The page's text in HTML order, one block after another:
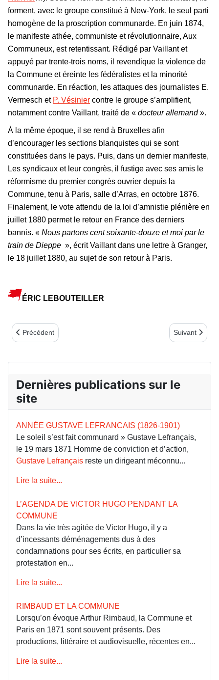
forment, avec le groupe constitué à New-York, le seul parti
homogène de la proscription communarde. En juin 1874,
le manifeste athée, communiste et révolutionnaire, Aux
Communeux, est retentissant. Rédigé par Vaillant et
appuyé par trente-trois noms, il revendique la violence de
la Commune et éreinte les fédéralistes et la minorité
communarde. En réaction, les attaques des journalistes E.
Vermesch et P. Vésinier contre le groupe s’amplifient,
notamment contre Vaillant, traité de « docteur allemand».
À la même époque, il se rend à Bruxelles afin
d’encourager les sections blanquistes qui se sont
constituées dans le pays. Puis, dans un dernier manifeste,
Les syndicaux et leur congrès, il fustige avec ses amis le
réformisme du premier congrès ouvrier depuis la
Commune, tenu à Paris, salle d’Arras, en octobre 1876.
Finalement, le vote attendu de la loi d’amnistie plénière en
juillet 1880 permet le retour en France des derniers
bannis. « Nous partons cent soixante-douze et moi par le
train de Dieppe », écrit Vaillant dans une lettre à Granger,
le 18 juillet 1880, au sujet de son retour à Paris.
ÉRIC LEBOUTEILLER
Article précédent : La brève existence de Gustave Maroteau
Précédent Article
Suivant
Dernières publications sur le
site
ANNÉE GUSTAVE LEFRANCAIS (1826-1901)
Le soleil s’est fait communard » Gustave Lefrançais,
le 19 mars 1871 Homme de conviction et d’action,
Gustave Lefrançais reste un dirigeant méconnu...
Lire la suite...
L’AGENDA DE VICTOR HUGO PENDANT LA
COMMUNE
Dans la vie très agitée de Victor Hugo, il y a
d’incessants déménagements dus à des
condamnations pour ses écrits, en particulier sa
protestation en...
Lire la suite...
RIMBAUD ET LA COMMUNE
Lorsqu’on évoque Arthur Rimbaud, la Commune et
Paris en 1871 sont souvent présents. Des
productions, littéraire et audiovisuelle, récentes en...
Lire la suite...